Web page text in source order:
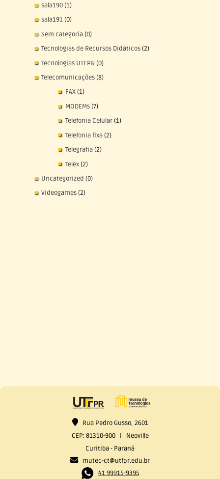
sala190 (1)
sala191 (0)
Sem categoria (0)
Tecnologias de Recursos Didáticos (2)
Tecnologias UTFPR (0)
Telecomunicações (8)
FAX(1)
MODEMs(7)
Telefonia Celular(1)
Telefonia fixa(2)
Telegrafia(2)
Telex(2)
Uncategorized (0)
Videogames (2)
Rua Pedro Gusso, 2601
CEP: 81310-900 | Neoville
Curitiba - Paraná
mutec-ct@utfpr.edu.br
41 99915-9395